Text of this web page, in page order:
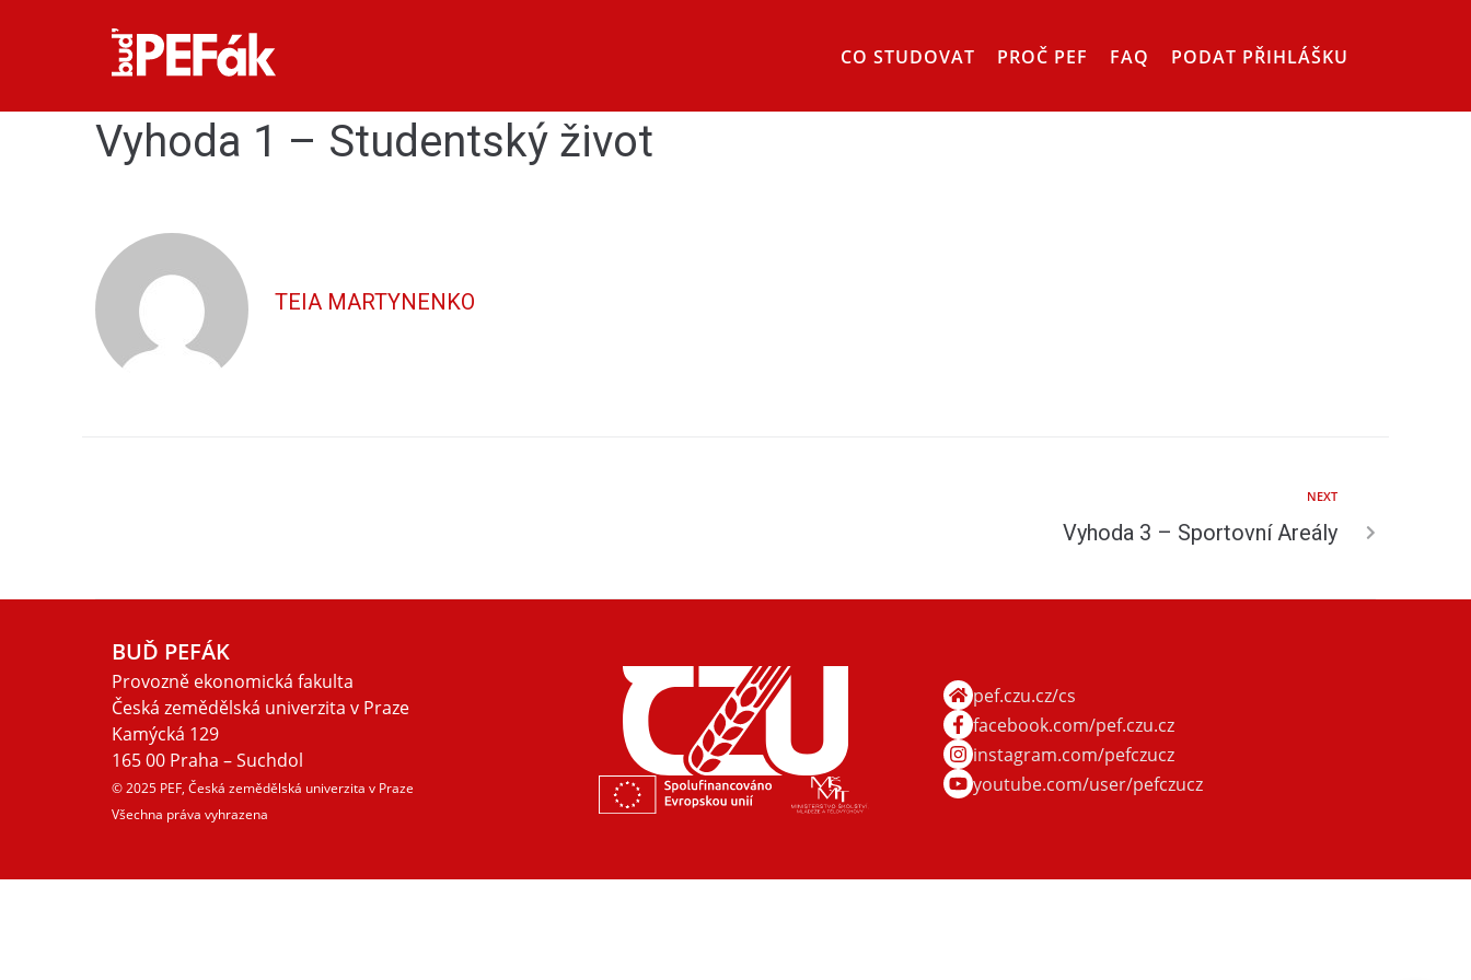
CO STUDOVAT PROČ PEF FAQ PODAT PŘIHLÁŠKU
Vyhoda 1 – Studentský život
TEIA MARTYNENKO
NEXT
Vyhoda 3 – Sportovní Areály
BUĎ PEFÁK
Provozně ekonomická fakulta
Česká zemědělská univerzita v Praze
Kamýcká 129
165 00 Praha – Suchdol
© 2025 PEF, Česká zemědělská univerzita v Praze
Všechna práva vyhrazena
pef.czu.cz/cs
facebook.com/pef.czu.cz
instagram.com/pefczucz
youtube.com/user/pefczucz